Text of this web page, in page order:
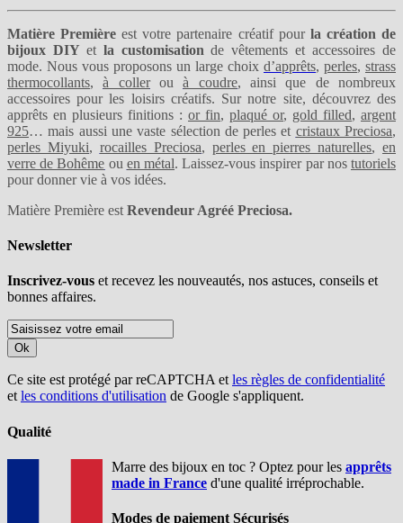
Matière Première est votre partenaire créatif pourla création de
bijoux DIY etla customisation de vêtements et accessoires de
mode. Nous vous proposons un large choix d’apprêts, perles, strass
thermocollants,à collerouà coudre, ainsi que de nombreux
accessoires pour les loisirs créatifs. Sur notre site, découvrez des
apprêts en plusieurs finitions : or fin, plaqué or, gold filled, argent
925… mais aussi une vaste sélection de perles et cristaux Preciosa,
perles Miyuki, rocailles Preciosa, perles en pierres naturelles, en
verre de Bohême ou en métal. Laissez-vous inspirer par nostutoriels
pour donner vie à vos idées.
Matière Première est Revendeur Agréé Preciosa.
Newsletter
Inscrivez-vous et recevez les nouveautés, nos astuces, conseils et
bonnes affaires.
Ok
Ce site est protégé par reCAPTCHA etles règles de confidentialité
etles conditions d'utilisation de Google s'appliquent.
Qualité
Marre des bijoux en toc ? Optez pour les apprêts
made in France d'une qualité irréprochable.
Modes de paiement Sécurisés